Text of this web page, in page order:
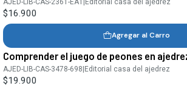
AJED-LIB-CAS-2361-EA1 Editorial casa del ajedrez
$16.900
Agregar al Carro
Comprender el juego de peones en
AJED-LIB-CAS-3478-698 Editorial casa del ajedrez
$19.900